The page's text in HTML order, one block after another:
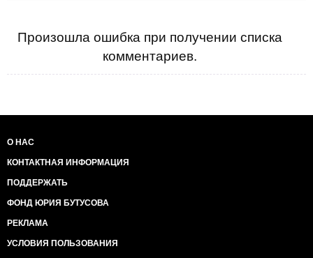
Произошла ошибка при получении списка
комментариев.
О НАС
КОНТАКТНАЯ ИНФОРМАЦИЯ
ПОДДЕРЖАТЬ
ФОНД ЮРИЯ БУТУСОВА
РЕКЛАМА
УСЛОВИЯ ПОЛЬЗОВАНИЯ